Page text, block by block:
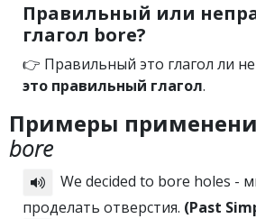
Правильный или
глагол bore?
👉 Правильный это глагол ли
это правильный глагол.
Примеры
bore
We decided to bore holes -
проделать отверстия. (Past